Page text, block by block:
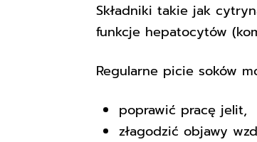
Składniki takie jak
funkcje hepatocytów
Regularne picie soków
poprawić pracę jelit,
złagodzić objawy